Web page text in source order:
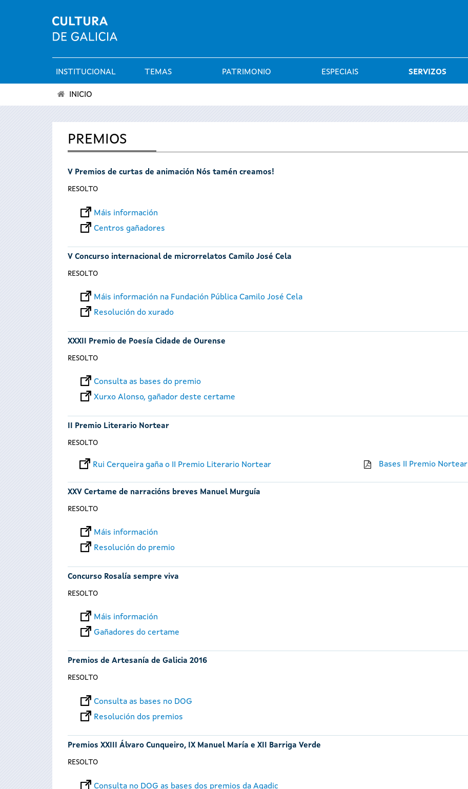
Menú
principal
INSTITUCIONAL TEMAS PATRIMONIO ESPECIAIS SERVIZOS
está
INICIO
PREMIOS
V Premios de curtas de animación Nós tamén creamos!
RESOLTO
Máis información
Centros gañadores
V Concurso internacional de microrrelatos Camilo José Cela
RESOLTO
Máis información na Fundación Pública Camilo José Cela
Resolución do xurado
XXXII Premio de Poesía Cidade de Ourense
RESOLTO
Consulta as bases do premio
Xurxo Alonso, gañador deste certame
II Premio Literario Nortear
RESOLTO
Rui Cerqueira gaña o II Premio Literario Nortear Bases II Premio Nortear
XXV Certame de narracións breves Manuel Murguía
RESOLTO
Máis información
Resolución do premio
Concurso Rosalía sempre viva
RESOLTO
Máis información
Gañadores do certame
Premios de Artesanía de Galicia 2016
RESOLTO
Consulta as bases no DOG
Resolución dos premios
Premios XXIII Álvaro Cunqueiro, IX Manuel María e XII Barriga Verde
RESOLTO
Consulta no DOG as bases dos premios da Agadic